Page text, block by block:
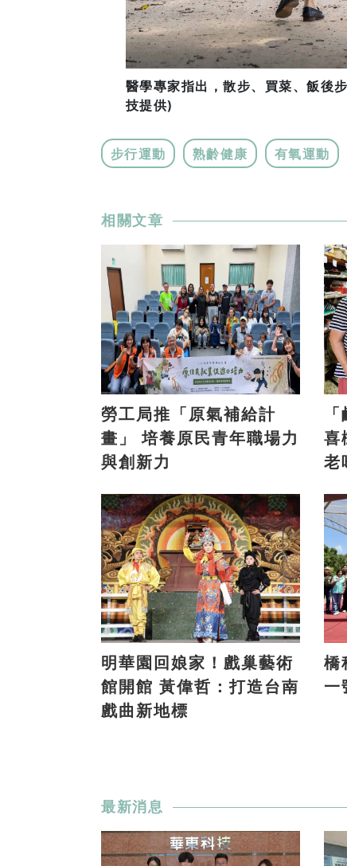
醫學專家指出，散步、買菜、飯後
技提供)
步行運動 熟齡健康 有氧運動
相關文章
勞工局推「原氣補給計
畫」 培養原民青年職場力
與創新力
喜樹 義美香傳
老
明華園回娘家！戲巢藝術
館開館 黃偉哲：打造台南
戲曲新地標
橋
一
最新消息